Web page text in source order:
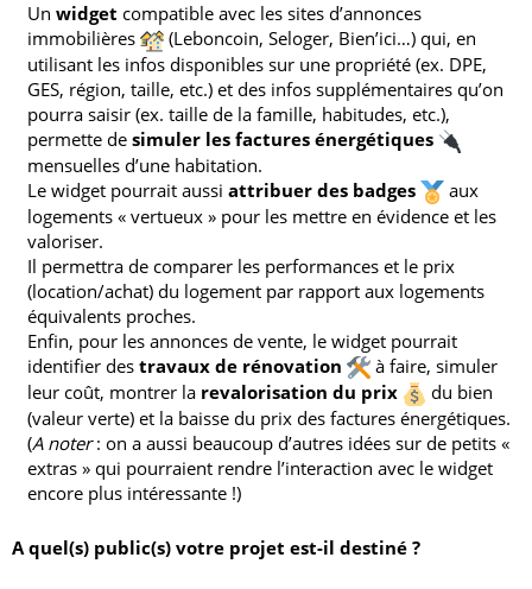
Un widget compatible avec les sites d’annonces
immobilières
(Leboncoin, Seloger, Bien’ici…) qui, en
utilisant les infos disponibles sur une propriété (ex. DPE,
GES, région, taille, etc.) et des infos supplémentaires qu’on
pourra saisir (ex. taille de la famille, habitudes, etc.),
permette de simuler les factures énergétiques
mensuelles d’une habitation.
Le widget pourrait aussi attribuer des badges
aux
logements « vertueux » pour les mettre en évidence et les
valoriser.
Il permettra de comparer les performances et le prix
(location/achat) du logement par rapport aux logements
équivalents proches.
Enfin, pour les annonces de vente, le widget pourrait
identifier des travaux de rénovation
à faire, simuler
leur coût, montrer la revalorisation du prix
du bien
(valeur verte) et la baisse du prix des factures énergétiques.
(A noter: on a aussi beaucoup d’autres idées sur de petits «
extras » qui pourraient rendre l’interaction avec le widget
encore plus intéressante !)
A quel(s) public(s) votre projet est-il destiné ?